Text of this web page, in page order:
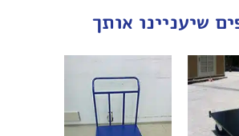
שיעניינו אותך